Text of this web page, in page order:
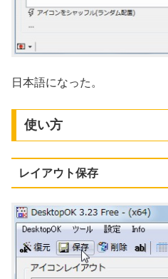
日本語になった。
使い方
レイアウト保存